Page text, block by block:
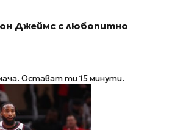
Джеймс с любопитно
мача. Остават ти 15 минути.